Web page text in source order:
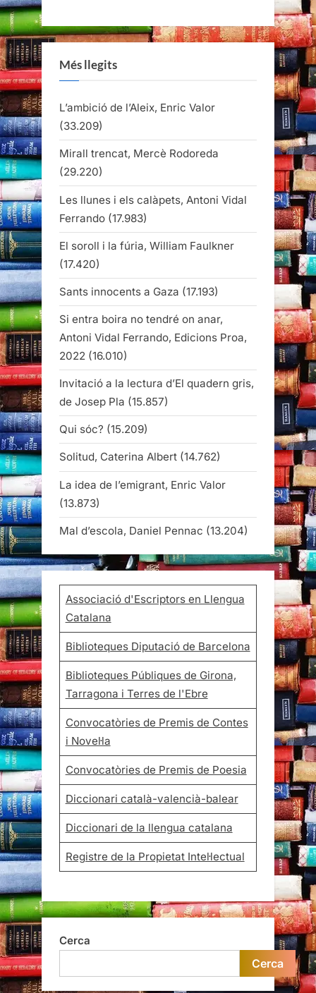
Més llegits
L’ambició de l’Aleix, Enric Valor
(33.209)
Mirall trencat, Mercè Rodoreda
(29.220)
Les llunes i els calàpets, Antoni Vidal
Ferrando (17.983)
El soroll i la fúria, William Faulkner
(17.420)
Sants innocents a Gaza (17.193)
Si entra boira no tendré on anar,
Antoni Vidal Ferrando, Edicions Proa,
2022 (16.010)
Invitació a la lectura d’El quadern gris,
de Josep Pla (15.857)
Qui sóc? (15.209)
Solitud, Caterina Albert (14.762)
La idea de l’emigrant, Enric Valor
(13.873)
Mal d’escola, Daniel Pennac (13.204)
Associació d'Escriptors en Llengua
Catalana
Biblioteques Diputació de Barcelona
Biblioteques Públiques de Girona,
Tarragona i Terres de l'Ebre
Convocatòries de Premis de Contes
i Novel·la
Convocatòries de Premis de Poesia
Diccionari català-valencià-balear
Diccionari de la llengua catalana
Registre de la Propietat Intel·lectual
Cerca
Cerca